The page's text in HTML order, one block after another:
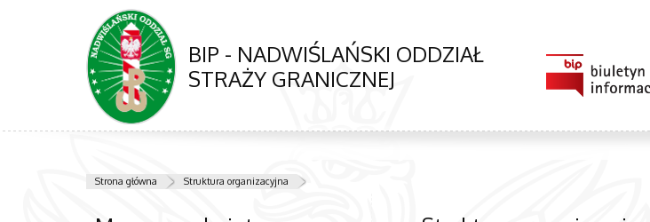
BIP - NADWIŚLAŃSKI ODDZIAŁ
STRAŻY GRANICZNEJ
Strona główna Struktura organizacyjna